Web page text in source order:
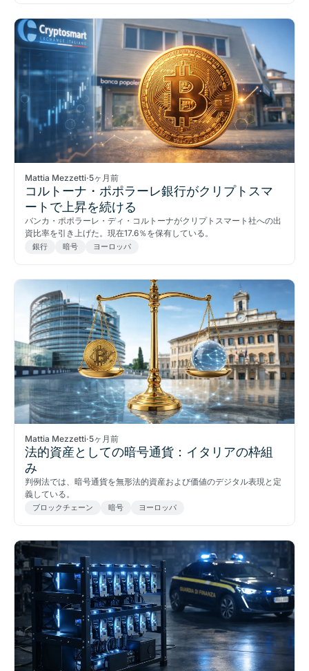
Mattia Mezzetti·5ヶ月前
コルトーナ・ポポラーレ銀行がクリプトスマ
ートで上昇を続ける
バンカ・ポポラーレ・ディ・コルトーナがクリプトスマート社への出
資比率を引き上げた。現在17.6％を保有している。
銀行 暗号 ヨーロッパ
Mattia Mezzetti·5ヶ月前
法的資産としての暗号通貨：イタリアの枠組
み
判例法では、暗号通貨を無形法的資産および価値のデジタル表現と定
義している。
ブロックチェーン 暗号 ヨーロッパ